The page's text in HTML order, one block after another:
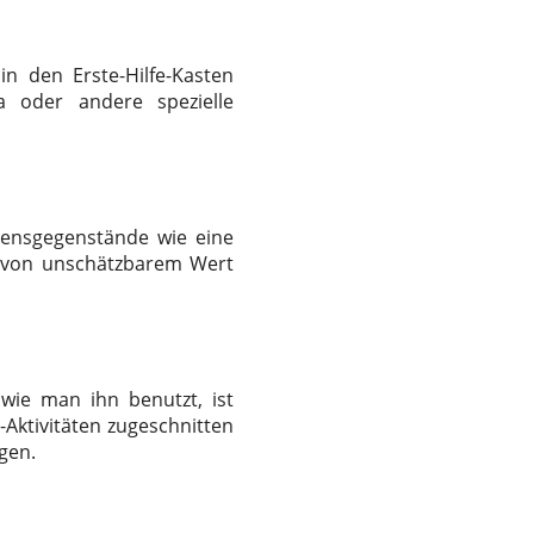
den Erste-Hilfe-Kasten
oder andere spezielle
wie eine
unschätzbarem Wert
man ihn benutzt, ist
zugeschnitten